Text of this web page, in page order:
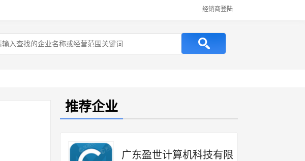
经销商登陆
推荐企业
广东盈世计算机科技有限